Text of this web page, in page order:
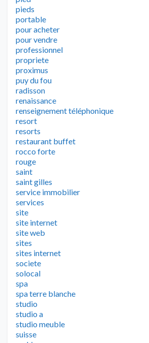
pieds
portable
pour acheter
pour vendre
professionnel
propriete
proximus
puy du fou
radisson
renaissance
renseignement téléphonique
resort
resorts
restaurant buffet
rocco forte
rouge
saint
saint gilles
service immobilier
services
site
site internet
site web
sites
sites internet
societe
solocal
spa
spa terre blanche
studio
studio a
studio meuble
suisse